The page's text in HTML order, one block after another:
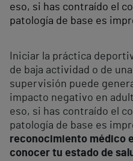
eso, si has contraído el
patología de base es
Iniciar la práctica
de baja actividad o de
supervisión puede
impacto negativo en
eso, si has contraído el
patología de base es
reconocimiento médico
conocer tu estado de